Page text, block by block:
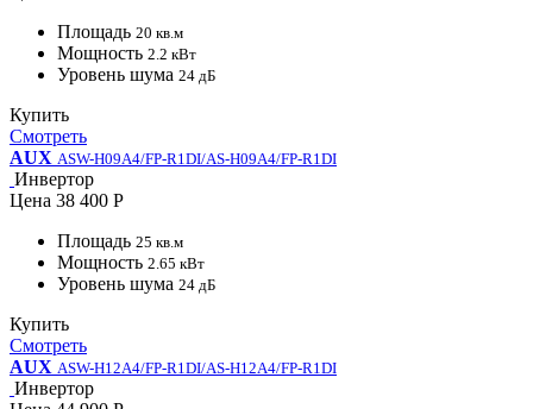
Площадь 20 кв.м
Мощность 2.2 кВт
Уровень шума 24 дБ
Купить
Смотреть
AUX ASW-H09A4/FP-R1DI/AS-H09A4/FP-R1DI
Инвертор
Цена 38 400 Р
Площадь 25 кв.м
Мощность 2.65 кВт
Уровень шума 24 дБ
Купить
Смотреть
AUX ASW-H12A4/FP-R1DI/AS-H12A4/FP-R1DI
Инвертор